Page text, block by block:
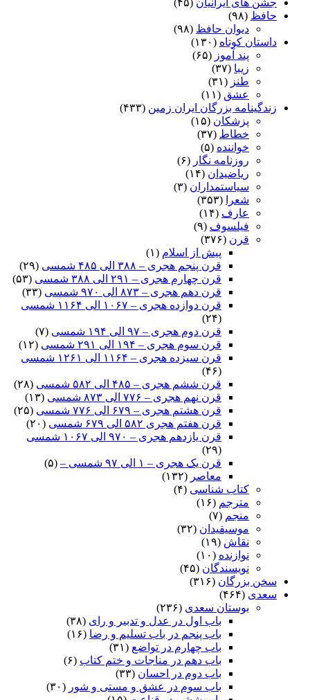
حافظ (۹۸)
دیوان حافظ (۹۸)
داستان کوتاه (۱۳۰)
پند آموز (۶۵)
زیبا (۳۷)
طنز (۳۱)
عشق (۱۱)
زندگینامه بزرگان ایران زمین (۴۳۳)
پزشکان (۱۵)
خطاط (۳۷)
خواننده (۵)
روزنامه نگار (۶)
ریاضیدان (۱۴)
سیاستمداران (۳)
شعرا
(۳۵۳)
عارف (۱۴)
فیلسوف (۹)
قرن (۳۷۶)
پیش از اسلام (۱)
قرن پنجم هجری – ۳۸۸ الی ۴۸۵ شمسی
(۲۹)
قرن چهارم هجری – ۲۹۱ الی ۳۸۸ شمسی
(۵۳)
قرن دهم هجری – ۸۷۳ الی ۹۷۰ شمسی
(۳۳)
قرن دوازده هجری – ۱۰۶۷ الی ۱۱۶۴ شمسی
(۲۴)
قرن دوم هجری – ۹۷ الی ۱۹۴ شمسی
(۷)
قرن سوم هجری – ۱۹۴ الی ۲۹۱ شمسی
(۱۲)
قرن سیزده هجری – ۱۱۶۴ الی ۱۲۶۱ شمسی
(۴۶)
قرن ششم هجری – ۴۸۵ الی ۵۸۲ شمسی
(۲۸)
قرن نهم هجری – ۷۷۶ الی ۸۷۳ شمسی
(۱۳)
قرن هشتم هجری – ۶۷۹ الی ۷۷۶ شمسی
(۲۵)
قرن هفتم هجری ۵۸۲ الی ۶۷۹ شمسی
(۲۰)
قرن یازدهم هجری – ۹۷۰ الی ۱۰۶۷ شمسی
(۲۹)
قرن یک هجری – ۱ الی ۹۷ شمسی –
(۵)
معاصر (۱۳۲)
کتاب شناسی (۴)
مترجم (۱۶)
منجم (۷)
موسیقیدان (۳۲)
نقاش (۱۹)
نوازنده (۱۰)
نویسندگان (۴۵)
سخن بزرگان (۳۱۶)
سعدی (۴۶۴)
بوستان سعدی (۲۳۶)
باب اول در عدل و تدبیر و رای (۳۸)
باب پنجم در باب تسلیم و رضا (۱۶)
باب چهارم در تواضع (۳۱)
باب دهم در مناجات و ختم کتاب (۶)
باب دوم در احسان (۳۳)
باب سوم در عشق و مستی و شور (۳۰)